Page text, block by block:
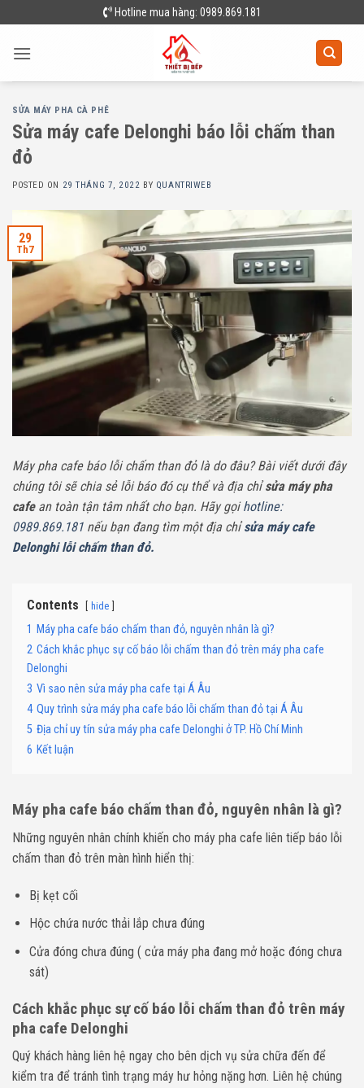
to
content
Hotline mua hàng: 0989.869.181
SỬA MÁY PHA CÀ PHÊ
Sửa máy cafe Delonghi báo lỗi chấm than
đỏ
POSTED ON 29 THÁNG 7, 2022 BY QUANTRIWEB
29
Th7
Máy pha cafe báo lỗi chấm than đỏ là do đâu? Bài viết dưới đây
chúng tôi sẽ chia sẻ lỗi báo đó cụ thể và địa chỉsửa máy pha
cafean toàn tận tâm nhất cho bạn. Hãy gọihotline:
0989.869.181 nếu bạn đang tìm một địa chỉ sửa máy cafe
Delonghi lỗi chấm than đỏ.
Contents hide
1 Máy pha cafe báo chấm than đỏ, nguyên nhân là gì?
2 Cách khắc phục sự cố báo lỗi chấm than đỏ trên máy pha cafe
Delonghi
3 Vì sao nên sửa máy pha cafe tại Á Âu
4 Quy trình sửa máy pha cafe báo lỗi chấm than đỏ tại Á Âu
5 Địa chỉ uy tín sửa máy pha cafe Delonghi ở TP. Hồ Chí Minh
6 Kết luận
Máy pha cafe báo chấm than đỏ, nguyên nhân là gì?
Những nguyên nhân chính khiến cho máy pha cafe liên tiếp báo lỗi
chấm than đỏ trên màn hình hiển thị:
Bị kẹt cối
Hộc chứa nước thải lắp chưa đúng
Cửa đóng chưa đúng ( cửa máy pha đang mở hoặc đóng chưa
sát)
Cách khắc phục sự cố báo lỗi chấm than đỏ trên máy
pha cafe Delonghi
Quý khách hàng liên hệ ngay cho bên dịch vụ sửa chữa đến để
kiểm tra để tránh tình trạng máy hư hỏng nặng hơn. Liên hệ chúng